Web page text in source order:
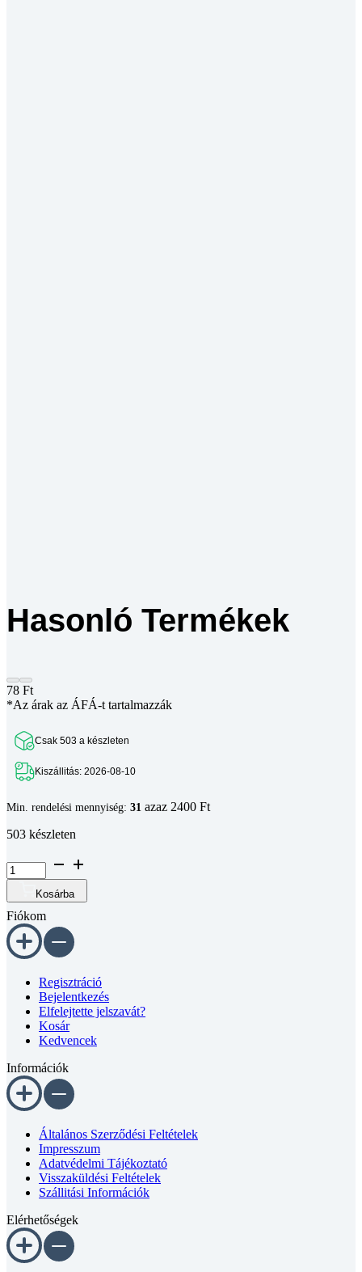
Hasonló Termékek
78 Ft
*Az árak az ÁFÁ-t tartalmazzák
Csak 503 a készleten
Kiszállitás: 2026-08-10
Min. rendelési mennyiség: 31 azaz 2400 Ft
503 készleten
Hengeres
fejű
kulcsnyílású
csavar
DIN
912
A2
M5x30
mennyiség
Kosárba
Fiókom
Regisztráció
Bejelentkezés
Elfelejtette jelszavát?
Kosár
Kedvencek
Információk
Általános Szerződési Feltételek
Impresszum
Adatvédelmi Tájékoztató
Visszaküldési Feltételek
Szállitási Információk
Elérhetőségek